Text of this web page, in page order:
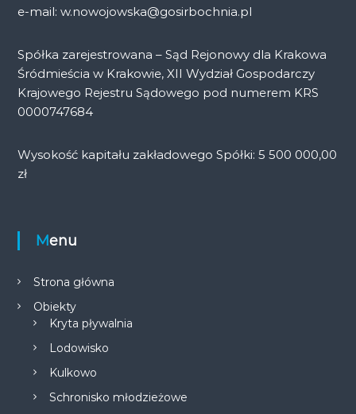
e-mail: w.nowojowska@gosirbochnia.pl
Spółka zarejestrowana – Sąd Rejonowy dla Krakowa
Śródmieścia w Krakowie, XII Wydział Gospodarczy
Krajowego Rejestru Sądowego pod numerem KRS
0000747684
Wysokość kapitału zakładowego Spółki: 5 500 000,00
zł
Menu
Strona główna
Obiekty
Kryta pływalnia
Lodowisko
Kulkowo
Schronisko młodzieżowe